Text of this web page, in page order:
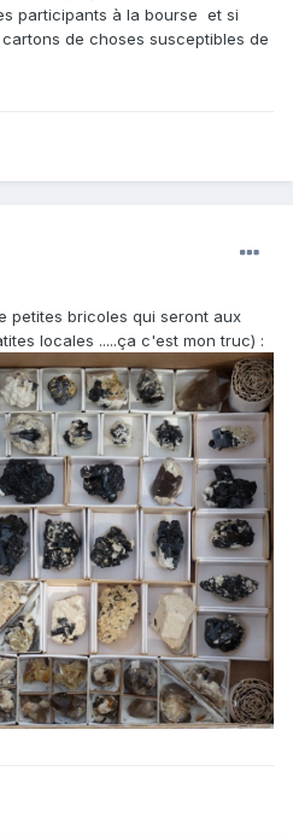
participants à la bourse et si
de choses susceptibles de
petites bricoles qui seront aux
locales .....ça c'est mon truc) :